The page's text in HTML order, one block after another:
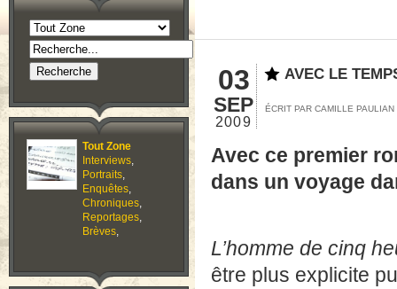
Tout Zone
Interviews,
Portraits,
Enquêtes,
Chroniques,
Reportages,
Brèves,
03
SEP
2009
AVEC LE
ÉCRIT PAR CAMILLE PAULIAN
Avec ce premier
dans un voyage
L’homme de cinq
être plus explicite